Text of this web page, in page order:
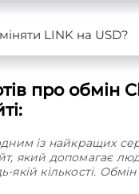
LINK на USD?
про обмін
із найкращих
який допомагає
якій кількості.